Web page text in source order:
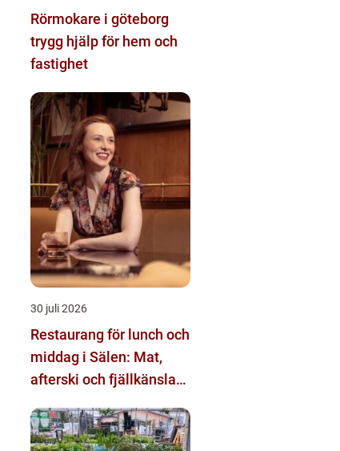
Rörmokare i göteborg
trygg hjälp för hem och
fastighet
30 juli 2026
Restaurang för lunch och
middag i Sälen: Mat,
afterski och fjällkänsla